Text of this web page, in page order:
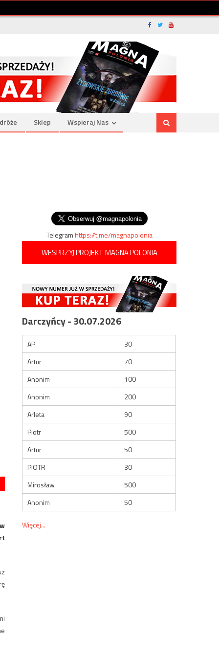
Sklep Wspieraj Nas
Telegramhttps://t.me/magnapolonia
WESPRZYJ PROJEKT MAGNA POLONIA
Darczyńcy - 30.07.2026
AP
30
Artur
70
Anonim
100
Anonim
200
Arleta
90
Piotr
500
Artur
50
PIOTR
30
Mirosław
500
Anonim
50
Więcej...